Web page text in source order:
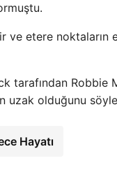
ve etere
Robbie
uzak olduğunu
Hayatı